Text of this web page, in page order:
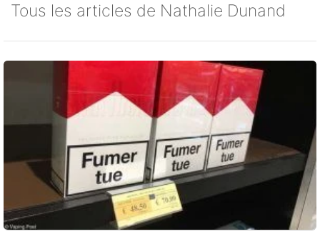
Tous les articles de Nathalie Dunand